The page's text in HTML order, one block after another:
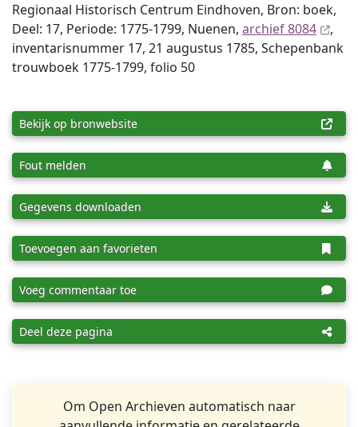
Regionaal Historisch Centrum Eindhoven, Bron: boek,
Deel: 17, Periode: 1775-1799, Nuenen, archief 8084
,
inventaris­num­mer 17, 21 augustus 1785, Schepenbank
trouwboek 1775-1799, folio 50
Bekijk op bronwebsite
Fout melden
Gegevens downloaden
Toevoegen aan favorieten
Voeg commentaar toe
Deel deze pagina
Om Open Archieven automatisch naar